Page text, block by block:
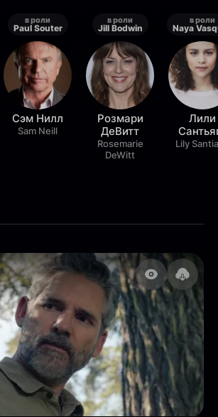
в роли
Paul Souter
Сэм Нилл
Sam Neill
в роли
Jill Bodwin
Розмари
ДеВитт
Rosemarie
DeWitt
в роли
Naya
Лили
Lily